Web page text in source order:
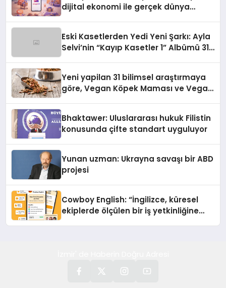
dijital ekonomi ile gerçek dünya
Eski Kasetlerden Yedi Yeni Şarkı: Ayla
Selvi’nin “Kayıp Kasetler 1” Albümü 31
Yeni yapilan 31 bilimsel araştırmaya
göre, Vegan Köpek Maması ve Vegan
Bhaktawer: Uluslararası hukuk Filistin
konusunda çifte standart uyguluyor
Yunan uzman: Ukrayna savaşı bir ABD
projesi
Cowboy English: “İngilizce, küresel
ekiplerde ölçülen bir iş yetkinliğine